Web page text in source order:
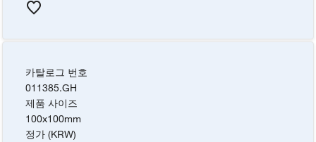
카탈로그 번호
011385.GH
제품 사이즈
100x100mm
정가 (KRW)